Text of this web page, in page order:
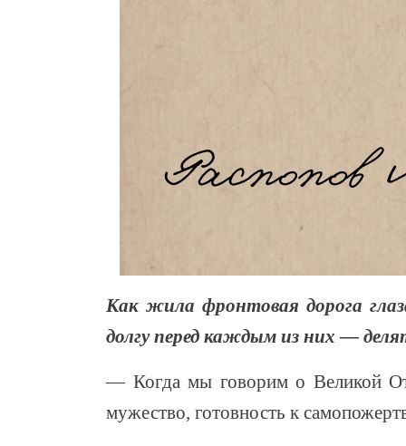
Как жила фронтовая дорога
долгу перед каждым из них —
— Когда мы говорим о Великой
мужество, готовность к